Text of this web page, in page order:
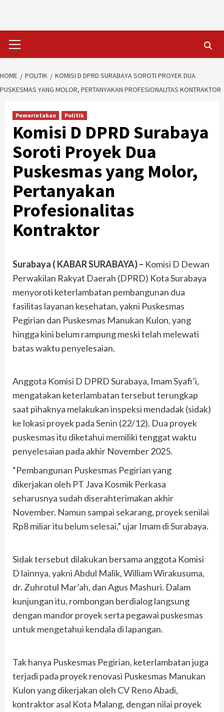
Menu
HOME POLITIK
KOMISI D DPRD SURABAYA SOROTI PROYEK DUA
PUSKESMAS YANG MOLOR, PERTANYAKAN PROFESIONALITAS KONTRAKTOR
Pemerintahan Politik
Komisi D DPRD Surabaya
Soroti Proyek Dua
Puskesmas yang Molor,
Pertanyakan
Profesionalitas
Kontraktor
Surabaya ( KABAR SURABAYA) – Komisi D Dewan
Perwakilan Rakyat Daerah (DPRD) Kota Surabaya
menyoroti keterlambatan pembangunan dua
fasilitas layanan kesehatan, yakni Puskesmas
Pegirian dan Puskesmas Manukan Kulon, yang
hingga kini belum rampung meski telah melewati
batas waktu penyelesaian.
Anggota Komisi D DPRD Surabaya, Imam Syafi’i,
mengatakan keterlambatan tersebut terungkap
saat pihaknya melakukan inspeksi mendadak (sidak)
ke lokasi proyek pada Senin (22/12). Dua proyek
puskesmas itu diketahui memiliki tenggat waktu
penyelesaian pada akhir November 2025.
“Pembangunan Puskesmas Pegirian yang
dikerjakan oleh PT Java Kosmik Perkasa
seharusnya sudah diserahterimakan akhir
November. Namun sampai sekarang, proyek senilai
Rp8 miliar itu belum selesai,” ujar Imam di Surabaya.
Sidak tersebut dilakukan bersama anggota Komisi
D lainnya, yakni Abdul Malik, William Wirakusuma,
dr. Zuhrotul Mar’ah, dan Agus Mashuri. Dalam
kunjungan itu, rombongan berdialog langsung
dengan mandor proyek serta pegawai puskesmas
untuk mengetahui kendala di lapangan.
Tak hanya Puskesmas Pegirian, keterlambatan juga
terjadi pada proyek renovasi Puskesmas Manukan
Kulon yang dikerjakan oleh CV Reno Abadi,
kontraktor asal Kota Malang, dengan nilai proyek